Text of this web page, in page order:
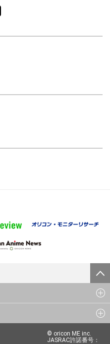
© oricon ME inc.
JASRAC許諾番号：